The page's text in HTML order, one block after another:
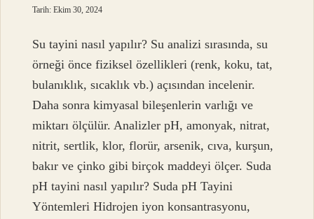
Tarih: Ekim 30, 2024
Su tayini nasıl yapılır? Su analizi sırasında, su
örneği önce fiziksel özellikleri (renk, koku, tat,
bulanıklık, sıcaklık vb.) açısından incelenir.
Daha sonra kimyasal bileşenlerin varlığı ve
miktarı ölçülür. Analizler pH, amonyak, nitrat,
nitrit, sertlik, klor, florür, arsenik, cıva, kurşun,
bakır ve çinko gibi birçok maddeyi ölçer. Suda
pH tayini nasıl yapılır? Suda pH Tayini
Yöntemleri Hidrojen iyon konsantrasyonu,